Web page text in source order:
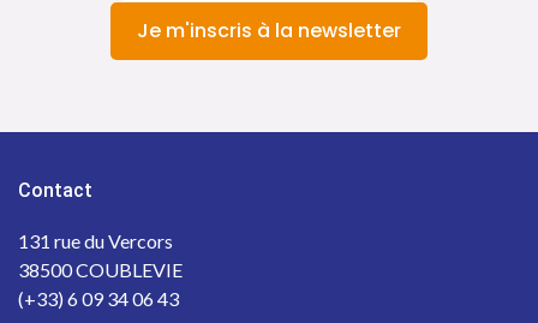
Je m'inscris à la newsletter
Contact
131 rue du Vercors
38500 COUBLEVIE
(+33) 6 09 34 06 43